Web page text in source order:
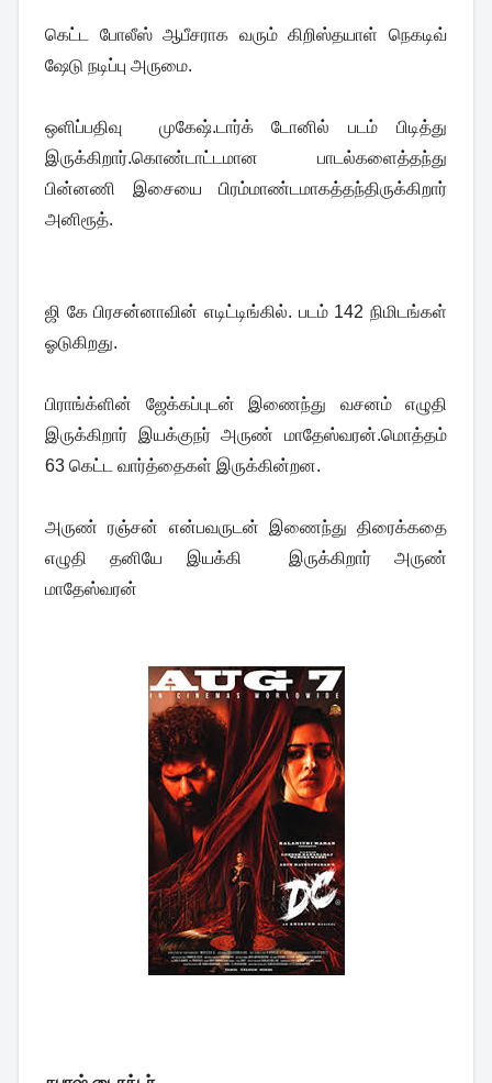
கெட்ட போலீஸ் ஆபீசராக வரும் கிறிஸ்தயாள் நெகடிவ்
ஷேடு நடிப்பு அருமை.
ஒளிப்பதிவு முகேஷ்.டார்க் டோனில் படம் பிடித்து
இருக்கிறார்.கொண்டாட்டமான பாடல்களைத்தந்து
பின்னணி இசையை பிரம்மாண்டமாகத்தந்திருக்கிறார்
அனிரூத்.
ஜி கே பிரசன்னாவின் எடிட்டிங்கில். படம் 142 நிமிடங்கள்
ஓடுகிறது.
பிராங்க்ளின் ஜேக்கப்புடன் இணைந்து வசனம் எழுதி
இருக்கிறார் இயக்குநர் அருண் மாதேஸ்வரன்.மொத்தம்
63 கெட்ட வார்த்தைகள் இருக்கின்றன.
அருண் ரஞ்சன் என்பவருடன் இணைந்து திரைக்கதை
எழுதி தனியே இயக்கி இருக்கிறார் அருண்
மாதேஸ்வரன்